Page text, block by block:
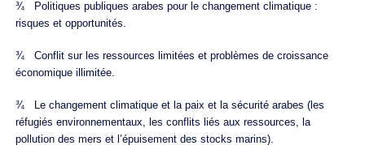
¾ Politiques publiques arabes pour le changement climatique :
risques et opportunités.
¾ Conflit sur les ressources limitées et problèmes de croissance
économique illimitée.
¾ Le changement climatique et la paix et la sécurité arabes (les
réfugiés environnementaux, les conflits liés aux ressources, la
pollution des mers et l’épuisement des stocks marins).